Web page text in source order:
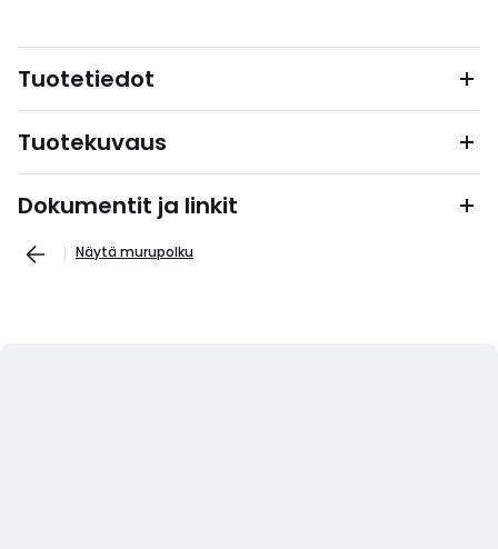
Tuotetiedot
Tuotekuvaus
Dokumentit ja linkit
Näytä murupolku